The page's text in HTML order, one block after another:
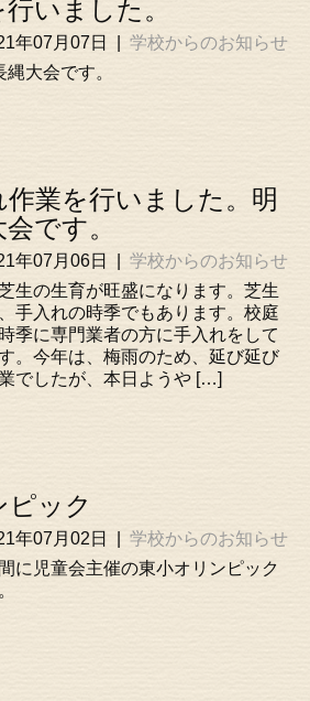
いました。
年07月07日
学校からのお知らせ
大会です。
業を行いました。明
です。
年07月06日
学校からのお知らせ
生の生育が旺盛になります。芝生
手入れの時季でもあります。校庭
季に専門業者の方に手入れをして
。今年は、梅雨のため、延び延び
でしたが、本日ようや […]
ピック
年07月02日
学校からのお知らせ
に児童会主催の東小オリンピック